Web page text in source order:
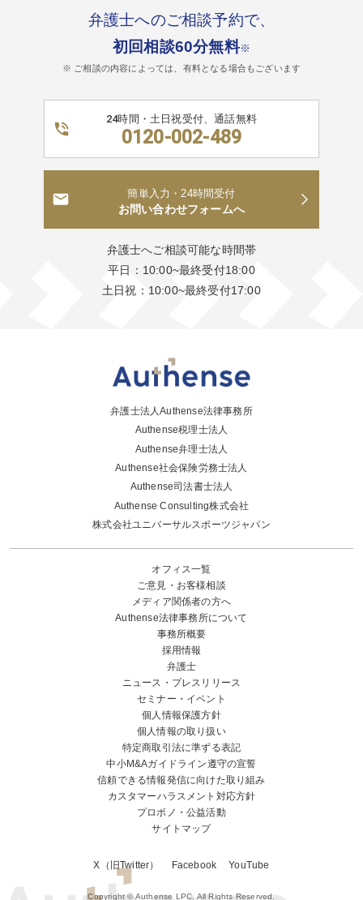
弁護士へのご相談予約で、
初回相談60分無料※
※ ご相談の内容によっては、有料となる場合もございます
24時間・土日祝受付、通話無料
0120-002-489
簡単入力・24時間受付
お問い合わせフォームへ
弁護士へご相談可能な時間帯
平日：10:00~最終受付18:00
土日祝：10:00~最終受付17:00
弁護士法人Authense法律事務所
Authense税理士法人
Authense弁理士法人
Authense社会保険労務士法人
Authense司法書士法人
Authense Consulting株式会社
株式会社ユニバーサルスポーツジャパン
オフィス一覧
ご意見・お客様相談
メディア関係者の方へ
Authense法律事務所について
事務所概要
採用情報
弁護士
ニュース・プレスリリース
セミナー・イベント
個人情報保護方針
個人情報の取り扱い
特定商取引法に準ずる表記
中小M&Aガイドライン遵守の宣誓
信頼できる情報発信に向けた取り組み
カスタマーハラスメント対応方針
プロボノ・公益活動
サイトマップ
X（旧Twitter） Facebook YouTube
Copyright © Authense LPC. All Rights Reserved.